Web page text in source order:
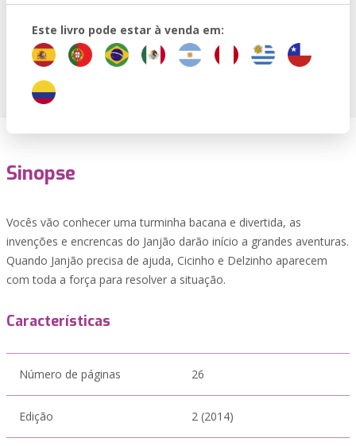
Este livro pode estar à venda em:
Sinopse
Vocês vão conhecer uma turminha bacana e divertida, as
invenções e encrencas do Janjão darão início a grandes aventuras.
Quando Janjão precisa de ajuda, Cicinho e Delzinho aparecem
com toda a força para resolver a situação.
Características
Número de páginas 26
Edição 2 (2014)